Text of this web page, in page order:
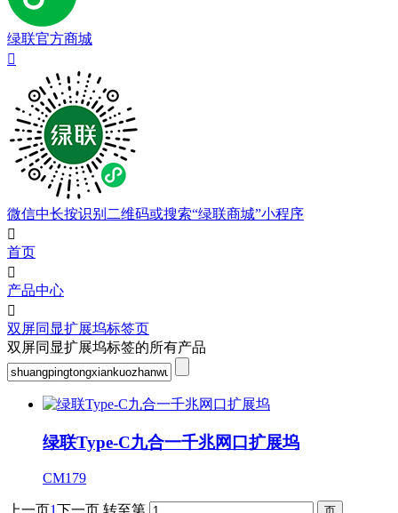
绿联官方商城

微信中长按识别二维码或搜索“绿联商城”小程序

首页

产品中心

双屏同显扩展坞标签页
双屏同显扩展坞标签的所有产品
绿联Type-C九合一千兆网口扩展坞
CM179